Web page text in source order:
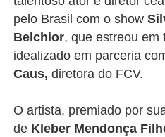
pelo Brasil com o show
Belchior, que estreou em
idealizado em parceria
Caus, diretora do FCV.
O artista, premiado por
de Kleber Mendonça